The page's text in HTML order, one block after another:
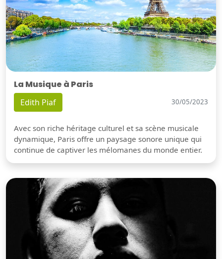
La Musique à Paris
Edith Piaf 30/05/2023
Avec son riche héritage culturel et sa scène musicale
dynamique, Paris offre un paysage sonore unique qui
continue de captiver les mélomanes du monde entier.